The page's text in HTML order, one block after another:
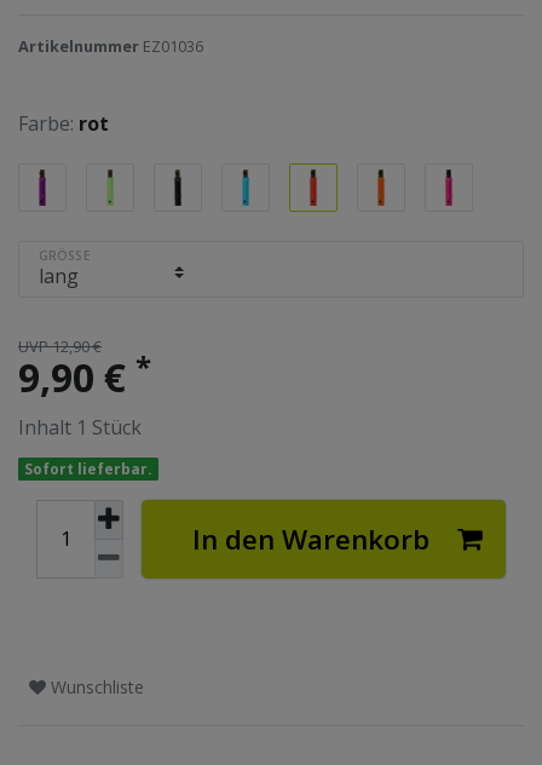
Artikelnummer EZ01036
Farbe: rot
GRÖSSE
UVP 12,90 €
9,90 € *
Inhalt 1 Stück
Sofort lieferbar.
In den Warenkorb
Wunschliste